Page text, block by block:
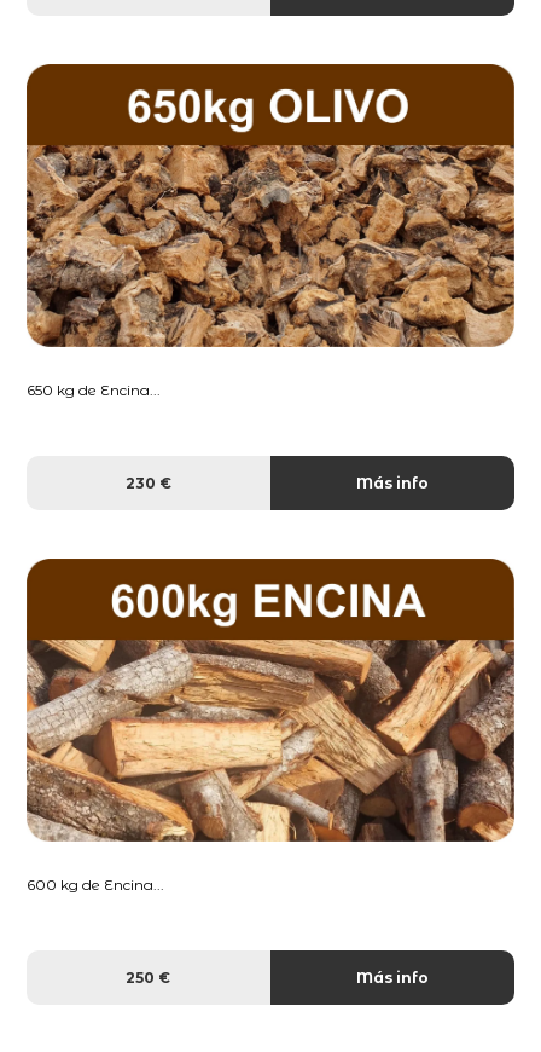
650 kg de Encina...
230 € Más info
600 kg de Encina...
250 € Más info